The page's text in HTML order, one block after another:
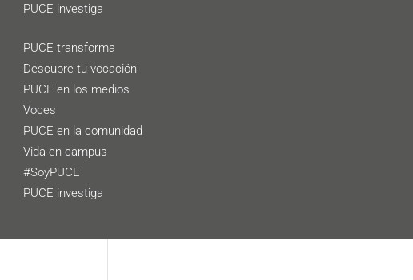
PUCE investiga
PUCE transforma
Descubre tu vocación
PUCE en los medios
Voces
PUCE en la comunidad
Vida en campus
#SoyPUCE
PUCE investiga